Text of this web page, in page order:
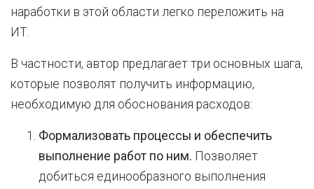
наработки в этой области легко переложить на
ИТ.
В частности, автор предлагает три основных шага,
которые позволят получить информацию,
необходимую для обоснования расходов:
Формализовать процессы и обеспечить
выполнение работ по ним. Позволяет
добиться единообразного выполнения